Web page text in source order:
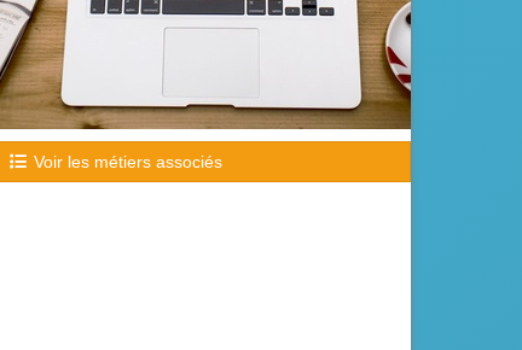
Voir les métiers associés